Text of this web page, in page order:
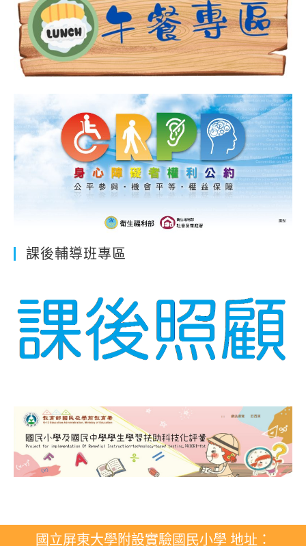
課後輔導班專區
國立屏東大學附設實驗國民小學 地址：